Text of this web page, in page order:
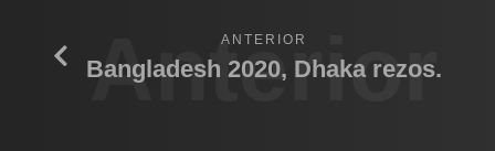
Anterior
ANTERIOR
Bangladesh 2020, Dhaka rezos.